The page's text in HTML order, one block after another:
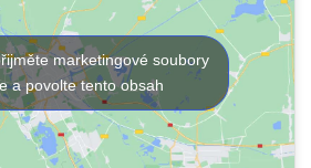
marketingové soubory
a povolte tento obsah